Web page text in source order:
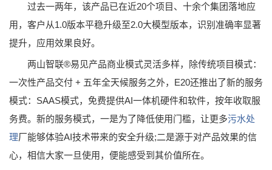
过去一两年，该产品已在近20个项目、十余个集团落地应
用，客户从1.0版本平稳升级至2.0大模型版本，识别准确率显著
提升，应用效果良好。
两山智联®易见产品商业模式灵活多样，除传统项目模式：
一次性产品交付 + 五年全天候服务之外，E20还推出了新的服务
模式：SAAS模式，免费提供AI一体机硬件和软件，按年收取服
务费。新的服务模式，一是为了降低使用门槛，让更多污水处
理厂能够体验AI技术带来的安全升级;二是源于对产品效果的信
心，相信大家一旦使用，便能感受到其价值所在。